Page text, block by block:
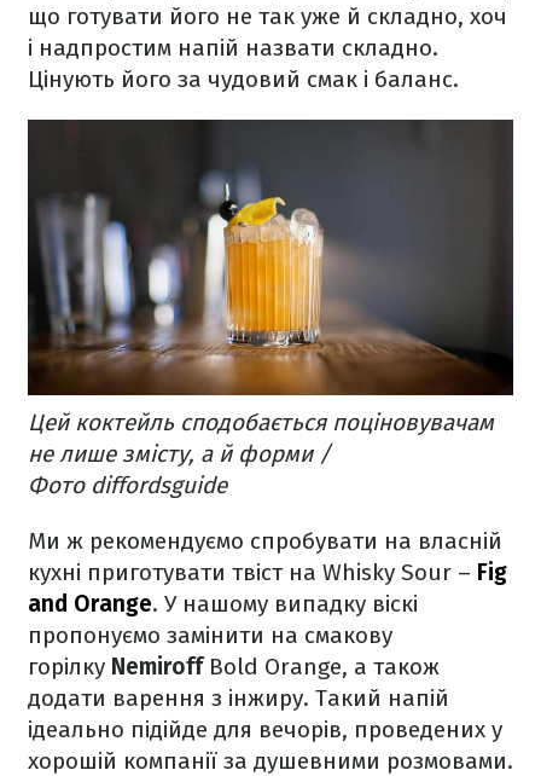
що готувати його не так уже й складно, хоч
і надпростим напій назвати складно.
Цінують його за чудовий смак і баланс.
Цей коктейль сподобається поціновувачам
не лише змісту, а й форми /
Фото diffordsguide
Ми ж рекомендуємо спробувати на власній
кухні приготувати твіст на Whisky Sour – Fig
and Orange. У нашому випадку віскі
пропонуємо замінити на смакову
горілку NemiroffBold Orange, а також
додати варення з інжиру. Такий напій
ідеально підійде для вечорів, проведених у
хорошій компанії за душевними розмовами.